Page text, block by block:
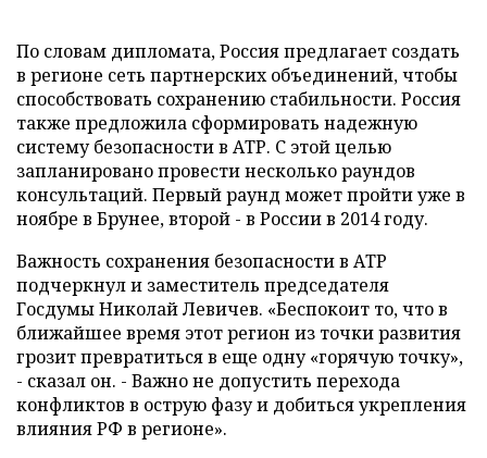
По словам дипломата, Россия предлагает создать
в регионе сеть партнерских объединений, чтобы
способствовать сохранению стабильности. Россия
также предложила сформировать надежную
систему безопасности в АТР. С этой целью
запланировано провести несколько раундов
консультаций. Первый раунд может пройти уже в
ноябре в Брунее, второй - в России в 2014 году.
Важность сохранения безопасности в АТР
подчеркнул и заместитель председателя
Госдумы Николай Левичев. «Беспокоит то, что в
ближайшее время этот регион из точки развития
грозит превратиться в еще одну «горячую точку»,
- сказал он. - Важно не допустить перехода
конфликтов в острую фазу и добиться укрепления
влияния РФ в регионе».